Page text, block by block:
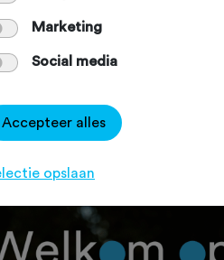
fietstechniek
jou. Er is niet alleen
trainen. Omdat
kun je nu tijdelijk 4
Marketing
Social media
Accepteer alles
opslaan